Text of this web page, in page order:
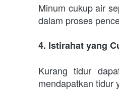
Minum cukup air
dalam proses
4. Istirahat yang
Kurang tidur
mendapatkan tidur